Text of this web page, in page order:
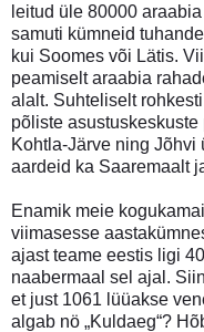
leitud üle 80000
samuti kümneid
kui Soomes või Lätis.
peamiselt araabia
alalt. Suhteliselt
põliste
Kohtla-Järve ning Jõhvi
aardeid ka Saaremaalt
Enamik meie
viimasesse
ajast teame eestis ligi
naabermaal sel ajal.
et just 1061 lüüakse
algab nö „Kuldaeg“?